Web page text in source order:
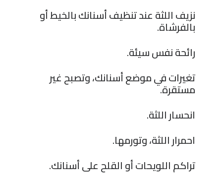
نزيف اللثة عند تنظيف أسنانك بالخيط أو
بالفرشاة.
رائحة نفس سيئة.
تغيرات في موضع أسنانك، وتصبح غير
مستقرة.
انحسار اللثة.
احمرار اللثة، وتورمها.
تراكم اللويحات أو القلح على أسنانك.